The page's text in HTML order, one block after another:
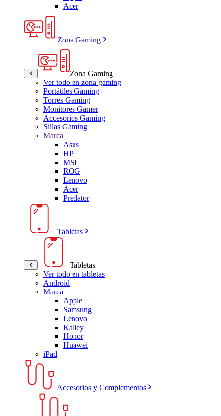
Acer
Zona Gaming
Zona Gaming
Ver todo en zona gaming
Portátiles Gaming
Torres Gaming
Monitores Gamer
Accesorios Gaming
Sillas Gaming
Marca
Asus
HP
MSI
ROG
Lenovo
Acer
Predator
Tabletas
Tabletas
Ver todo en tabletas
Android
Marca
Apple
Samsung
Lenovo
Kalley
Honor
Huawei
iPad
Accesorios y Complementos